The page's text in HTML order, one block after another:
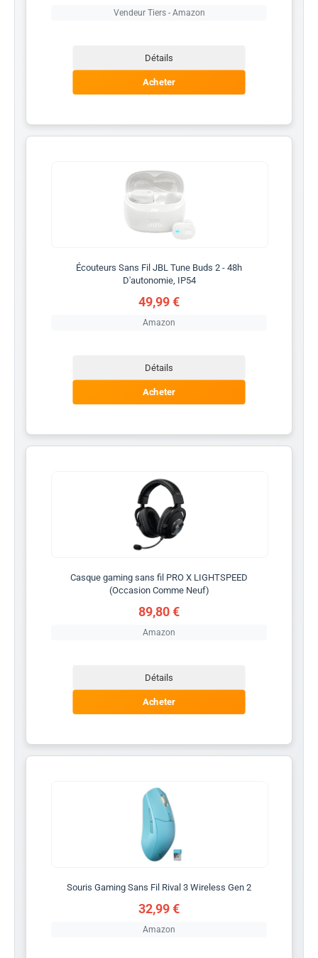
Vendeur Tiers - Amazon
Détails
Acheter
Écouteurs Sans Fil JBL Tune Buds 2 - 48h
D'autonomie, IP54
49,99 €
Amazon
Détails
Acheter
Casque gaming sans fil PRO X LIGHTSPEED
(Occasion Comme Neuf)
89,80 €
Amazon
Détails
Acheter
Souris Gaming Sans Fil Rival 3 Wireless Gen 2
32,99 €
Amazon